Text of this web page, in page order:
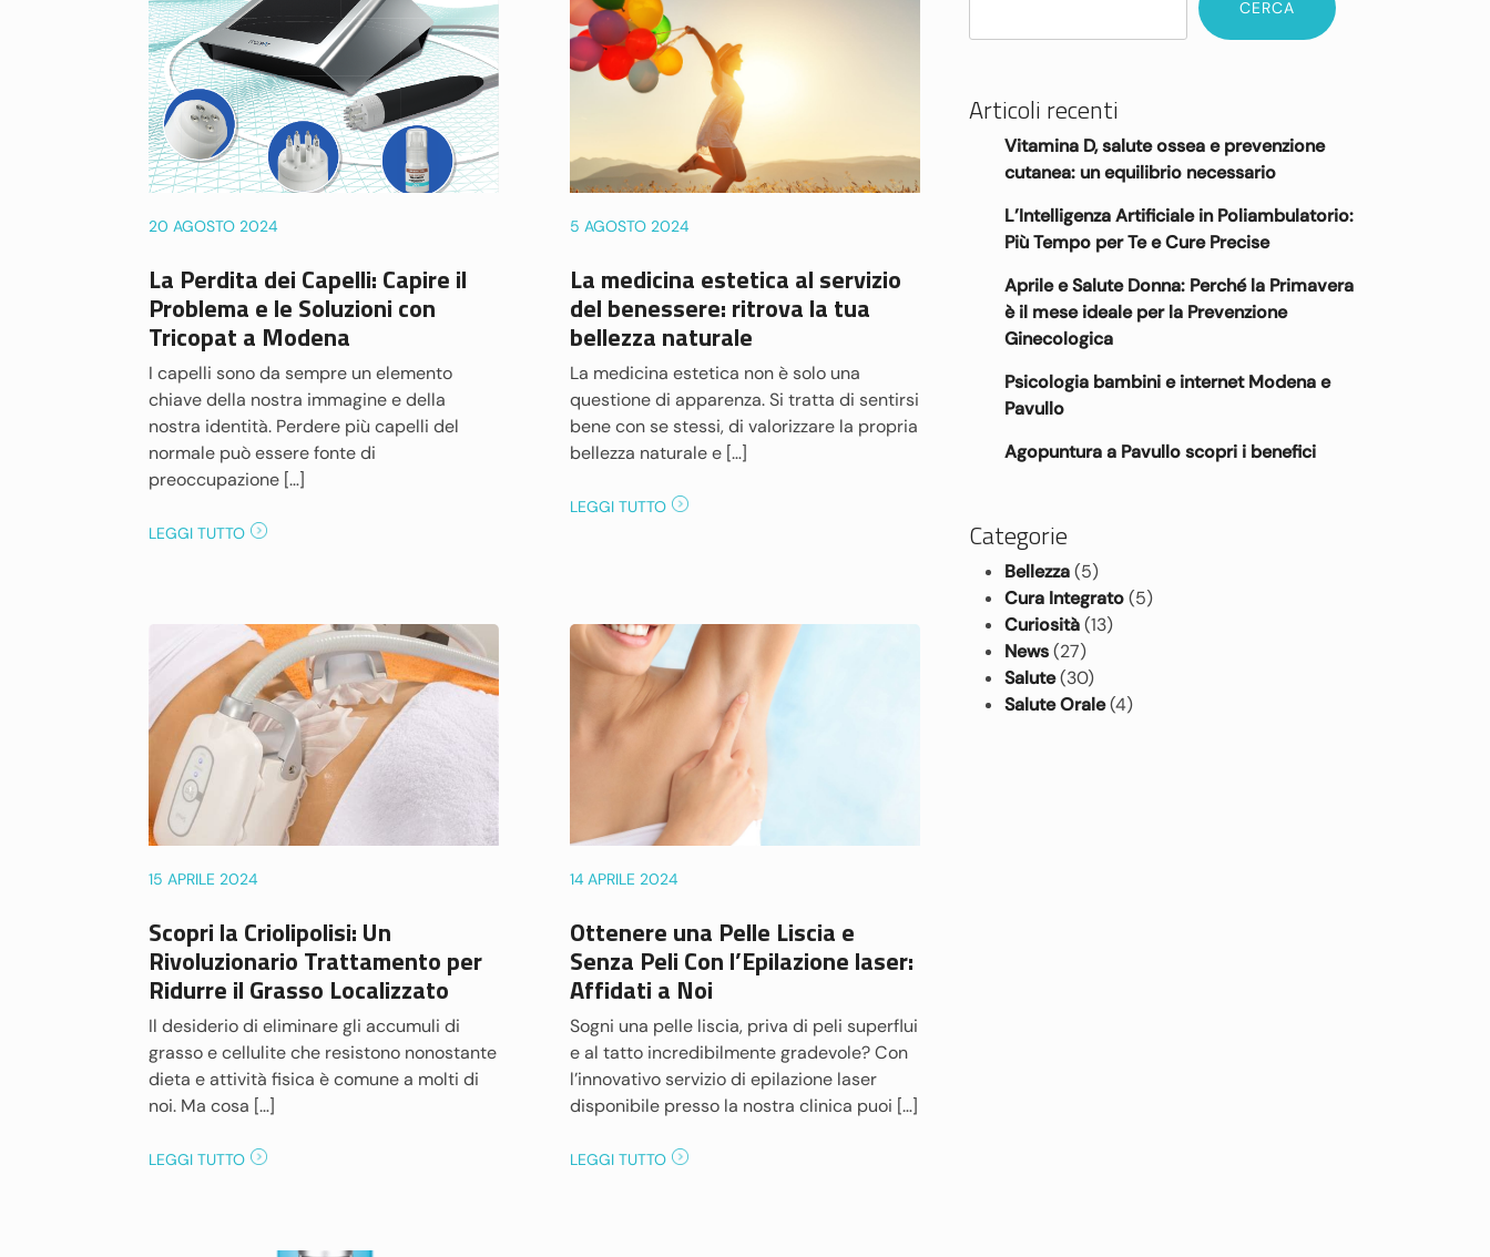
20 AGOSTO 2024
La Perdita dei Capelli: Capire il
Problema e le Soluzioni con
Tricopat a Modena
I capelli sono da sempre un elemento
chiave della nostra immagine e della
nostra identità. Perdere più capelli del
normale può essere fonte di
preoccupazione […]
LEGGI TUTTO
5 AGOSTO 2024
La medicina estetica al servizio
del benessere: ritrova la tua
bellezza naturale
La medicina estetica non è solo una
questione di apparenza. Si tratta di sentirsi
bene con se stessi, di valorizzare la propria
bellezza naturale e […]
LEGGI TUTTO
15 APRILE 2024
Scopri la Criolipolisi: Un
Rivoluzionario Trattamento per
Ridurre il Grasso Localizzato
Il desiderio di eliminare gli accumuli di
grasso e cellulite che resistono nonostante
dieta e attività fisica è comune a molti di
noi. Ma cosa […]
LEGGI TUTTO
14 APRILE 2024
Ottenere una Pelle Liscia e
Senza Peli Con l’Epilazione laser:
Affidati a Noi
Sogni una pelle liscia, priva di peli superflui
e al tatto incredibilmente gradevole? Con
l’innovativo servizio di epilazione laser
disponibile presso la nostra clinica puoi […]
LEGGI TUTTO
CERCA
Articoli recenti
Vitamina D, salute ossea e prevenzione
cutanea: un equilibrio necessario
L’Intelligenza Artificiale in Poliambulatorio:
Più Tempo per Te e Cure Precise
Aprile e Salute Donna: Perché la Primavera
è il mese ideale per la Prevenzione
Ginecologica
Psicologia bambini e internet Modena e
Pavullo
Agopuntura a Pavullo scopri i benefici
Categorie
Bellezza(5)
Cura Integrato(5)
Curiosità(13)
News(27)
Salute(30)
Salute Orale(4)